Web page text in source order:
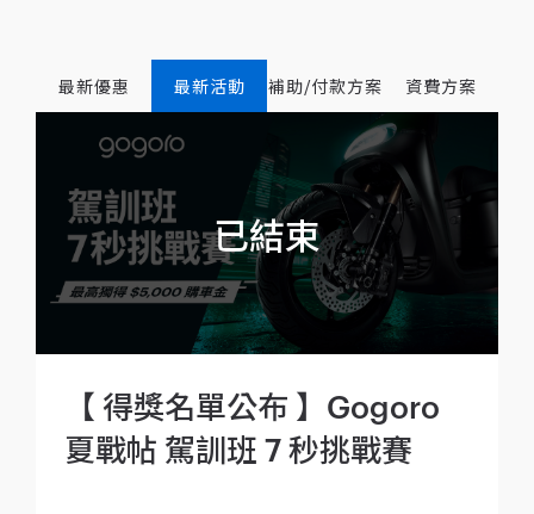
最新優惠 最新活動 補助/付款方案 資費方案
【 得獎名單公布 】Gogoro
夏戰帖 駕訓班 7 秒挑戰賽